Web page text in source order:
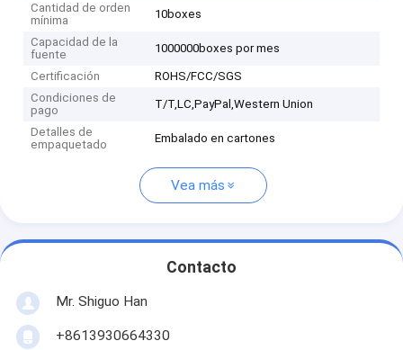
Cantidad de orden
mínima
10boxes
Capacidad de la
fuente
1000000boxes por mes
Certificación
ROHS/FCC/SGS
Condiciones de
pago
T/T,LC,PayPal,Western Union
Detalles de
empaquetado
Embalado en cartones
Vea más
Contacto
Mr. Shiguo Han
+8613930664330